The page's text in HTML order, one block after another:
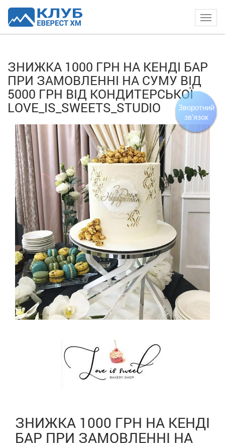
ЗНИЖКА 1000 ГРН НА КЕНДІ БАР
ПРИ ЗАМОВЛЕННІ НА СУМУ ВІД
5000 ГРН ВІД КОНДИТЕРСЬКОЇ
LOVE_IS_SWEETS_STUDIO
ЗНИЖКА 1000 ГРН НА КЕНДІ
БАР ПРИ ЗАМОВЛЕННІ НА